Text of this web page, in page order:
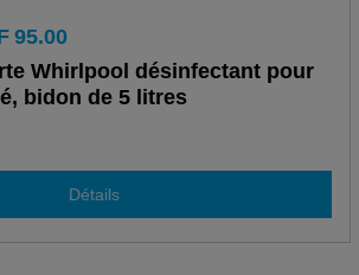
95.00
Whirlpool désinfectant pour
bidon de 5 litres
Détails